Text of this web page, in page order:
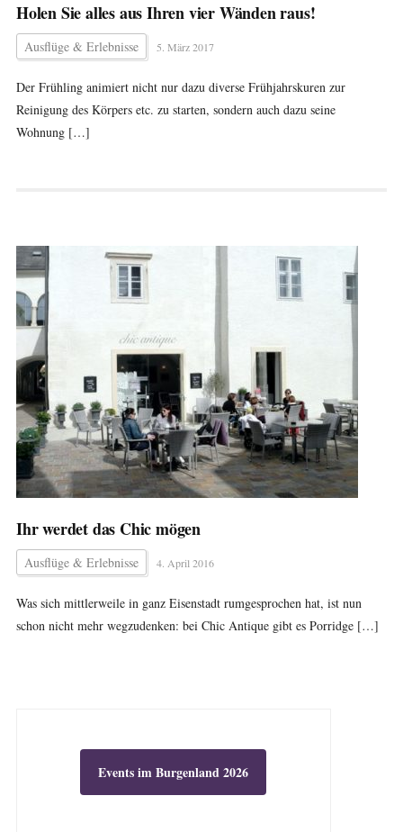
Holen Sie alles aus Ihren vier Wänden raus!
Ausflüge & Erlebnisse 5. März 2017
Der Frühling animiert nicht nur dazu diverse Frühjahrskuren zur
Reinigung des Körpers etc. zu starten, sondern auch dazu seine
Wohnung […]
Ihr werdet das Chic mögen
Ausflüge & Erlebnisse 4. April 2016
Was sich mittlerweile in ganz Eisenstadt rumgesprochen hat, ist nun
schon nicht mehr wegzudenken: bei Chic Antique gibt es Porridge […]
Events im Burgenland 2026